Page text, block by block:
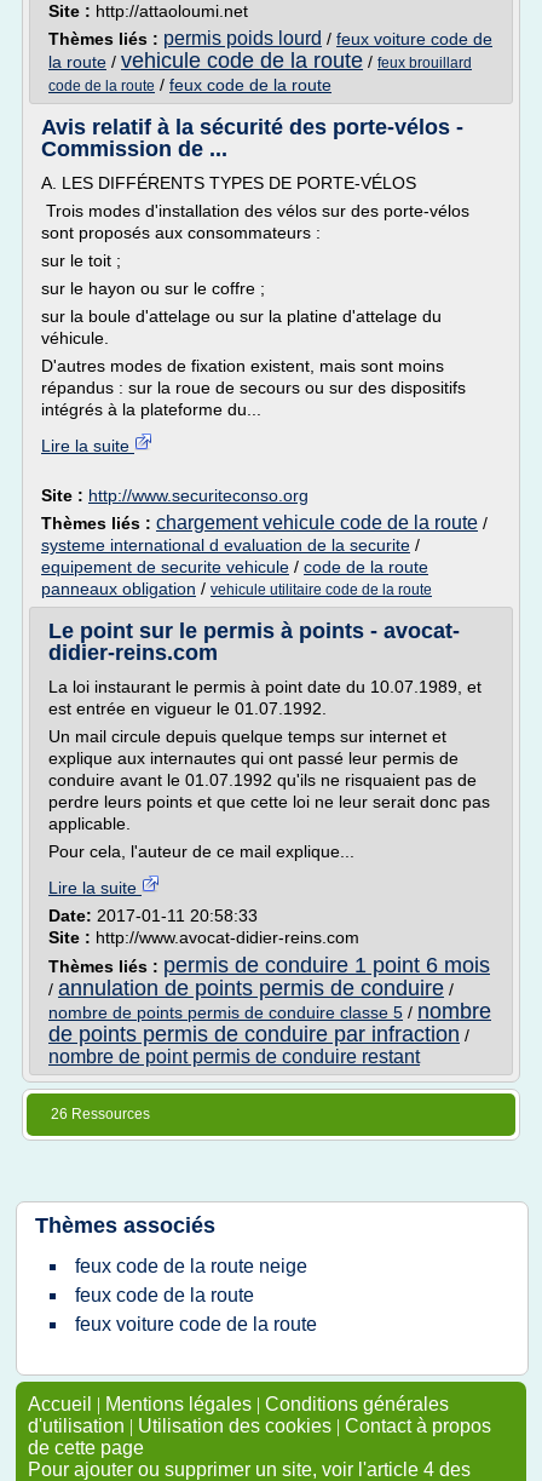
Site : http://attaoloumi.net
Thèmes liés : permis poids lourd / feux voiture code de
la route / vehicule code de la route / feux brouillard
code de la route / feux code de la route
Avis relatif à la sécurité des porte-vélos -
Commission de ...
A. LES DIFFÉRENTS TYPES DE PORTE-VÉLOS
Trois modes d'installation des vélos sur des porte-vélos
sont proposés aux consommateurs :
sur le toit ;
sur le hayon ou sur le coffre ;
sur la boule d'attelage ou sur la platine d'attelage du
véhicule.
D'autres modes de fixation existent, mais sont moins
répandus : sur la roue de secours ou sur des dispositifs
intégrés à la plateforme du...
Lire la suite
Site : http://www.securiteconso.org
Thèmes liés : chargement vehicule code de la route /
systeme international d evaluation de la securite /
equipement de securite vehicule / code de la route
panneaux obligation / vehicule utilitaire code de la route
Le point sur le permis à points - avocat-
didier-reins.com
La loi instaurant le permis à point date du 10.07.1989, et
est entrée en vigueur le 01.07.1992.
Un mail circule depuis quelque temps sur internet et
explique aux internautes qui ont passé leur permis de
conduire avant le 01.07.1992 qu'ils ne risquaient pas de
perdre leurs points et que cette loi ne leur serait donc pas
applicable.
Pour cela, l'auteur de ce mail explique...
Lire la suite
Date: 2017-01-11 20:58:33
Site : http://www.avocat-didier-reins.com
Thèmes liés : permis de conduire 1 point 6 mois
/ annulation de points permis de conduire /
nombre de points permis de conduire classe 5 / nombre
de points permis de conduire par infraction /
nombre de point permis de conduire restant
26 Ressources
Thèmes associés
feux code de la route neige
feux code de la route
feux voiture code de la route
Accueil | Mentions légales | Conditions générales
d'utilisation | Utilisation des cookies | Contact à propos
de cette page
Pour ajouter ou supprimer un site, voir l'article 4 des